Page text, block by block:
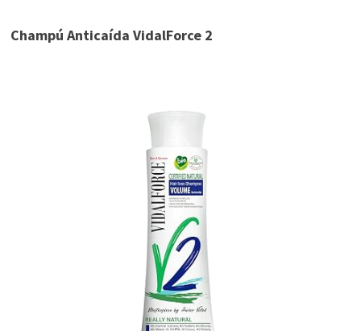
Champú Anticaída VidalForce 2